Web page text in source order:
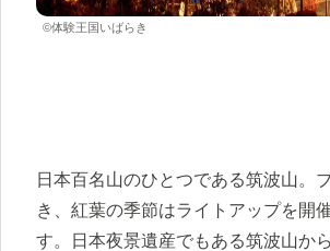
©体験王国いばらき
日本百名山のひとつである筑波山。
き、紅葉の季節はライトアップを開
す。日本夜景遺産でもある筑波山か